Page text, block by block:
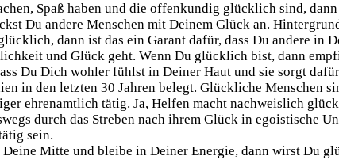
Spaß haben und die offenkundig glücklich sind,
Du andere Menschen mit Deinem Glück an.
dann ist das ein Garant dafür, dass Du andere
und Glück geht. Wenn Du glücklich bist, dann
Du Dich wohler fühlst in Deiner Haut und sie sorgt
in den letzten 30 Jahren belegt. Glückliche Menschen
ehrenamtlich tätig. Ja, Helfen macht nachweislich
durch das Streben nach ihrem Glück in egoistische
sein.
Mitte und bleibe in Deiner Energie, dann wirst Du